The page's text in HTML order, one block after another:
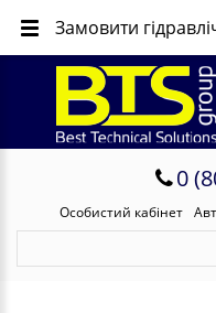
0
Особистий кабінет